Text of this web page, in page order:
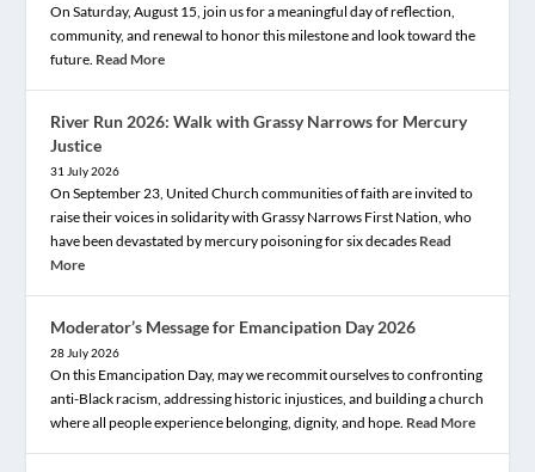
On Saturday, August 15, join us for a meaningful day of reflection,
community, and renewal to honor this milestone and look toward the
future. Read More
River Run 2026: Walk with Grassy Narrows for Mercury
Justice
31 July 2026
On September 23, United Church communities of faith are invited to
raise their voices in solidarity with Grassy Narrows First Nation, who
have been devastated by mercury poisoning for six decades Read
More
Moderator’s Message for Emancipation Day 2026
28 July 2026
On this Emancipation Day, may we recommit ourselves to confronting
anti-Black racism, addressing historic injustices, and building a church
where all people experience belonging, dignity, and hope. Read More